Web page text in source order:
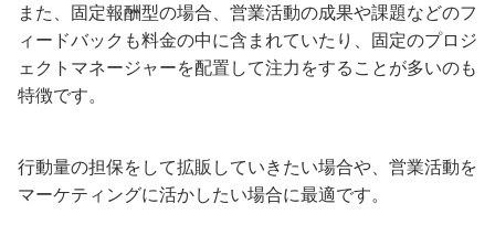
また、固定報酬型の場合、営業活動の成果や課題などのフ
ィードバックも料金の中に含まれていたり、 固定のプロジ
ェクトマネージャーを配置して注力をすることが多いのも
特徴です。
行動量の担保をして拡販していきたい場合や、営業活動を
マーケティングに活かしたい場合に最適です。